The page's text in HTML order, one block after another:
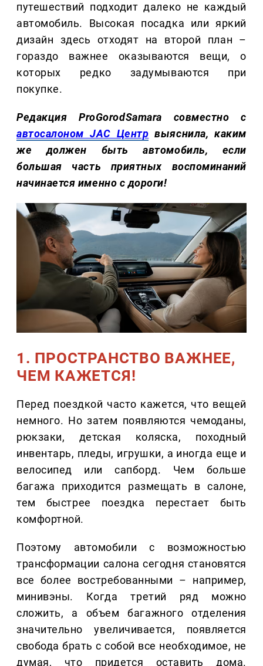
путешествий подходит далеко не каждый
автомобиль. Высокая посадка или яркий
дизайн здесь отходят на второй план –
гораздо важнее оказываются вещи, о
которых редко задумываются при
покупке.
Редакция ProGorodSamara совместно с
автосалоном JAC Центр выяснила, каким
же должен быть автомобиль, если
большая часть приятных воспоминаний
начинается именно с дороги!
1. ПРОСТРАНСТВО ВАЖНЕЕ,
ЧЕМ КАЖЕТСЯ!
Перед поездкой часто кажется, что вещей
немного. Но затем появляются чемоданы,
рюкзаки, детская коляска, походный
инвентарь, пледы, игрушки, а иногда еще и
велосипед или сапборд. Чем больше
багажа приходится размещать в салоне,
тем быстрее поездка перестает быть
комфортной.
Поэтому автомобили с возможностью
трансформации салона сегодня становятся
все более востребованными – например,
минивэны. Когда третий ряд можно
сложить, а объем багажного отделения
значительно увеличивается, появляется
свобода брать с собой все необходимое, не
думая, что придется оставить дома.